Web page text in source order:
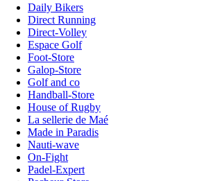
Daily Bikers
Direct Running
Direct-Volley
Espace Golf
Foot-Store
Galop-Store
Golf and co
Handball-Store
House of Rugby
La sellerie de Maé
Made in Paradis
Nauti-wave
On-Fight
Padel-Expert